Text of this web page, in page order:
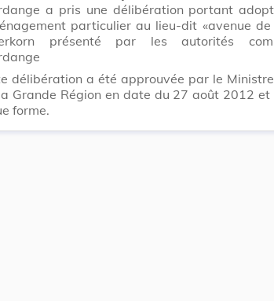
a pris une délibération portant
particulier au lieu-dit «avenue
présenté par les autorités
délibération a été approuvée par le
Grande Région en date du 27 août 2012 et
forme.